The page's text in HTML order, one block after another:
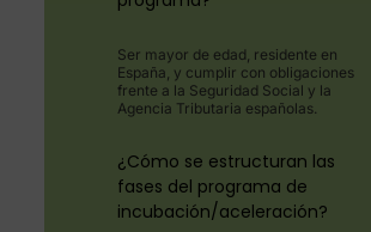
Ser mayor de edad, residente en
España, y cumplir con obligaciones
frente a la Seguridad Social y la
Agencia Tributaria españolas.
¿Cómo se estructuran las
fases del programa de
incubación/aceleración?